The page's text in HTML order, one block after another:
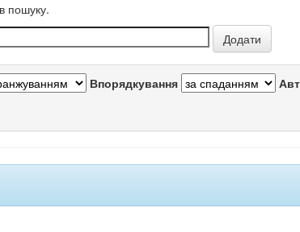
пошуку.
Впорядкування